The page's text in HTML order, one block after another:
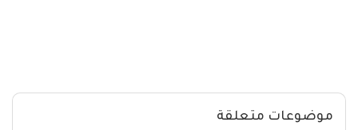
موضوعات متعلقة